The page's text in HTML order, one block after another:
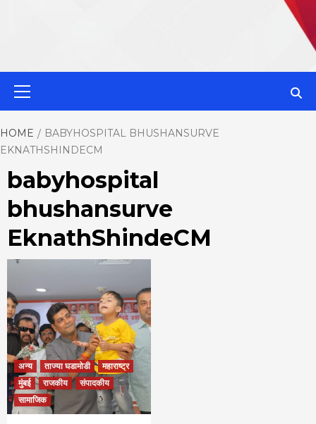
Best News
Website in
HOME
BABYHOSPITAL BHUSHANSURVE
EKNATHSHINDECM
babyhospital
bhushansurve
EknathShindeCM
अन्य ताज्या घडामोडी
महाराष्ट्र
मुंबई
राजकीय
संपादकीय
सामाजिक